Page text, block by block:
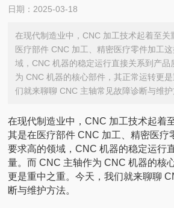
日期：2025-03-18
在现代制造业中，CNC 加工技术起着至关
医疗部件 CNC 加工、精密医疗零件加工
域，CNC 机器的稳定运行直接关系到产品
为 CNC 机器的核心部件，其正常运转更
们就来聊聊 CNC 主轴常见故障诊断与维护
在现代制造业中，CNC 加工技术起着
其是在医疗部件 CNC 加工、精密医疗
要求高的领域，CNC 机器的稳定运行
量。而 CNC 主轴作为 CNC 机器的核
更是重中之重。今天，我们就来聊聊
断与维护方法。